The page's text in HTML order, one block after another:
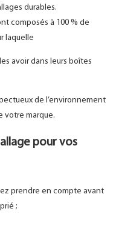
durables.
composés à 100 % de
laquelle
avoir dans leurs boîtes
de l’environnement
votre marque.
pour vos
prendre en compte avant
;